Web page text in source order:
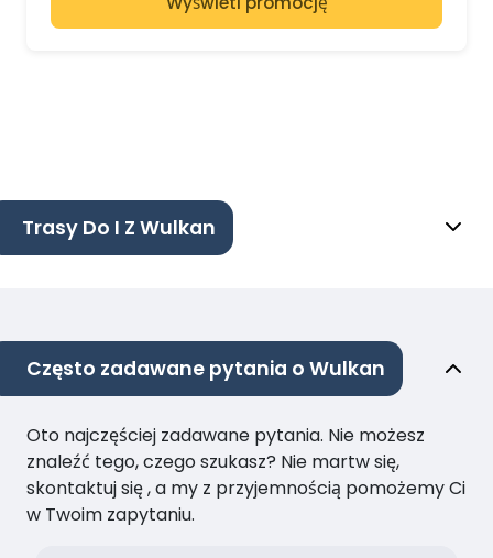
Trasy Do I Z Wulkan
Często zadawane pytania o Wulkan
Oto najczęściej zadawane pytania. Nie możesz
znaleźć tego, czego szukasz? Nie martw się,
skontaktuj się , a my z przyjemnością pomożemy Ci
w Twoim zapytaniu.